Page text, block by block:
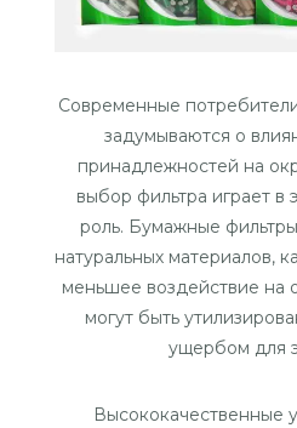
Современные
задумываются о
принадлежностей на
выбор фильтра играет
роль. Бумажные
натуральных материалов,
меньшее воздействие
могут быть
ущербом для
Высококачественные